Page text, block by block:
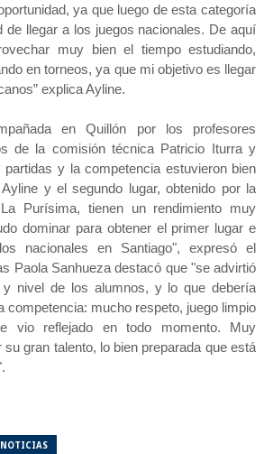
ya que luego de esta categoría
de llegar a los juegos nacionales. De aquí
muy bien el tiempo estudiando,
en torneos, ya que mi objetivo es llegar
explica Ayline.
en Quillón por los profesores
de la comisión técnica Patricio Iturra y
partidas y la competencia estuvieron bien
y el segundo lugar, obtenido por la
Purísima, tienen un rendimiento muy
dominar para obtener el primer lugar e
nacionales en Santiago", expresó el
Paola Sanhueza destacó que "se advirtió
y nivel de los alumnos, y lo que debería
competencia: mucho respeto, juego limpio
vio reflejado en todo momento. Muy
su gran talento, lo bien preparada que está
NOTICIAS